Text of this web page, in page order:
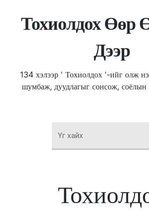
Тохиолдох Өөр
Дээр
134 хэлээр ' Тохиолдох '-ийг олж
шумбаж, дуудлагыг сонсож, соёлын
Үг хайх